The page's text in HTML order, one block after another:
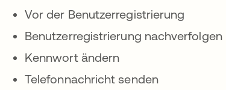
Vor der Benutzerregistrierung
Benutzerregistrierung nachverfolgen
Kennwort ändern
Telefonnachricht senden